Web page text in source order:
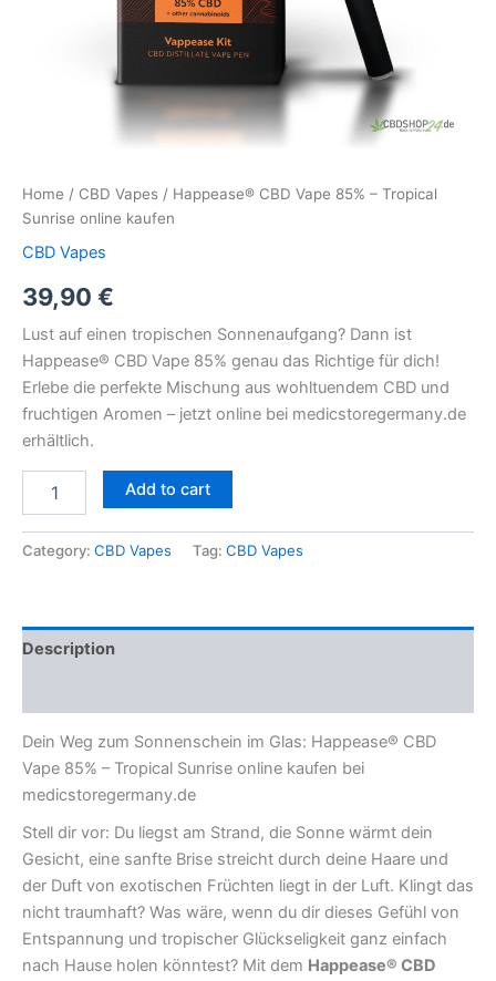
Home / CBD Vapes / Happease® CBD Vape 85% – Tropical
Sunrise online kaufen
CBD Vapes
39,90 €
Lust auf einen tropischen Sonnenaufgang? Dann ist
Happease® CBD Vape 85% genau das Richtige für dich!
Erlebe die perfekte Mischung aus wohltuendem CBD und
fruchtigen Aromen – jetzt online bei medicstoregermany.de
erhältlich.
Add to cart
Category: CBD Vapes Tag: CBD Vapes
Description
Dein Weg zum Sonnenschein im Glas: Happease® CBD
Vape 85% – Tropical Sunrise online kaufen bei
medicstoregermany.de
Stell dir vor: Du liegst am Strand, die Sonne wärmt dein
Gesicht, eine sanfte Brise streicht durch deine Haare und
der Duft von exotischen Früchten liegt in der Luft. Klingt das
nicht traumhaft? Was wäre, wenn du dir dieses Gefühl von
Entspannung und tropischer Glückseligkeit ganz einfach
nach Hause holen könntest? Mit dem Happease® CBD